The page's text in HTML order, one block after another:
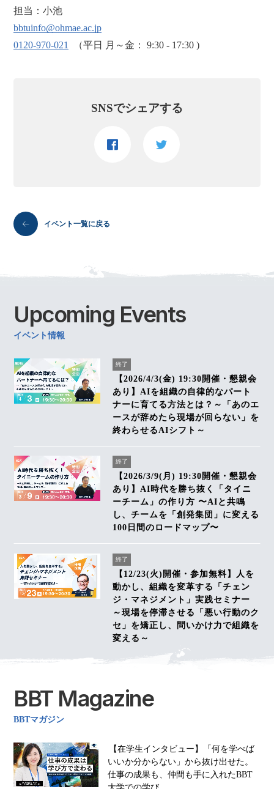
担当：小池
bbtuinfo@ohmae.ac.jp
0120-970-021
（平日 月～金： 9:30 - 17:30 )
SNSでシェアする
イベント一覧に戻る
Upcoming Events
イベント情報
終了
【2026/4/3(金) 19:30開催・懇親会
あり】AIを組織の自律的なパート
ナーに育てる方法とは？～「あのエ
ースが辞めたら現場が回らない」を
終わらせるAIシフト～
終了
【2026/3/9(月) 19:30開催・懇親会
あり】AI時代を勝ち抜く「タイニ
ーチーム」の作り方 〜AIと共鳴
し、チームを「創発集団」に変える
100日間のロードマップ〜
終了
【12/23(火)開催・参加無料】人を
動かし、組織を変革する「チェン
ジ・マネジメント」実践セミナー
～現場を停滞させる「悪い行動のク
セ」を矯正し、問いかけ力で組織を
変える～
BBT Magazine
BBTマガジン
【在学生インタビュー】「何を学べば
いいか分からない」から抜け出せた。
仕事の成果も、仲間も手に入れたBBT